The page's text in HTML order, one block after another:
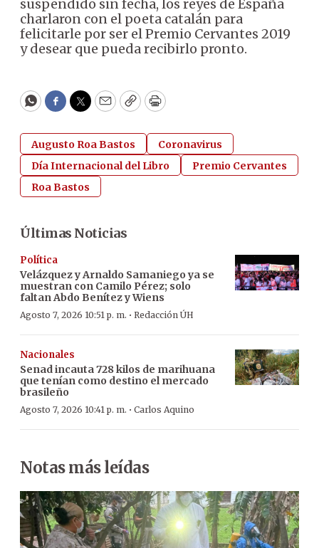
suspendido sin fecha, los reyes de España
charlaron con el poeta catalán para
felicitarle por ser el Premio Cervantes 2019
y desear que pueda recibirlo pronto.
WhatsApp
Facebook
Twitter
EmailCopyPrint
Augusto Roa Bastos
Coronavirus
Día Internacional del Libro
Premio Cervantes
Roa Bastos
Últimas Noticias
Política
Velázquez y Arnaldo Samaniego ya se
muestran con Camilo Pérez; solo
faltan Abdo Benítez y Wiens
Agosto 7, 2026 10:51 p. m. · Redacción ÚH
Nacionales
Senad incauta 728 kilos de marihuana
que tenían como destino el mercado
brasileño
Agosto 7, 2026 10:41 p. m. · Carlos Aquino
Notas más leídas